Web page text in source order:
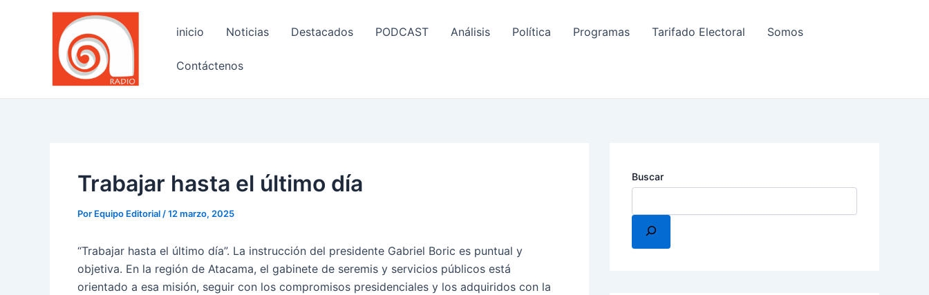
inicio Noticias Destacados PODCAST Análisis Política Programas Tarifado Electoral Somos
Contáctenos
Trabajar hasta el último día
Por Equipo Editorial /12 marzo, 2025
“Trabajar hasta el último día”. La instrucción del presidente Gabriel Boric es puntual y
objetiva. En la región de Atacama, el gabinete de seremis y servicios públicos está
orientado a esa misión, seguir con los compromisos presidenciales y los adquiridos con la
Navegación
entradas
Buscar